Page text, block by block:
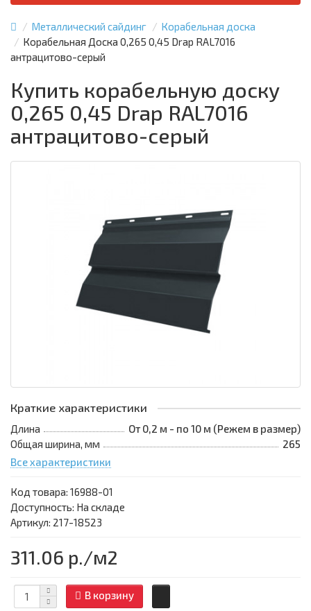
Металлический сайдинг
Корабельная доска
Корабельная Доска 0,265 0,45 Drap RAL7016
антрацитово-серый
Купить корабельную доску
0,265 0,45 Drap RAL7016
антрацитово-серый
Краткие характеристики
Длина
От 0,2 м - по 10 м (Режем в размер)
Общая ширина, мм
265
Все характеристики
Код товара: 16988-01
Доступность: На складе
Артикул: 217-18523
311.06 р./м2
В корзину